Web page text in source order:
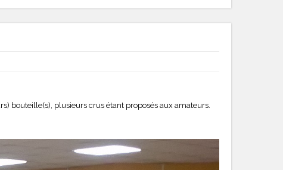
bouteille(s), plusieurs crus étant proposés aux amateurs.